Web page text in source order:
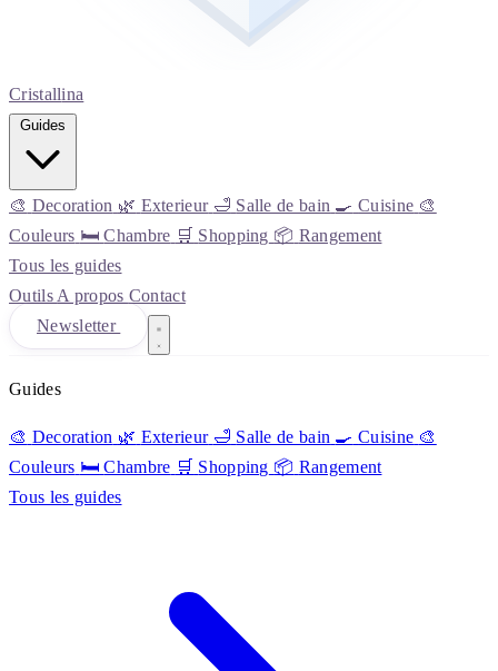
Cristallina
🎨 Decoration 🌿 Exterieur 🛁 Salle de bain 🍳 Cuisine 🎨
Couleurs 🛏️ Chambre 🛒 Shopping 📦 Rangement
Tous les guides
Outils A propos Contact
Newsletter
Guides
🎨 Decoration 🌿 Exterieur 🛁 Salle de bain 🍳 Cuisine 🎨
Couleurs 🛏️ Chambre 🛒 Shopping 📦 Rangement
Tous les guides